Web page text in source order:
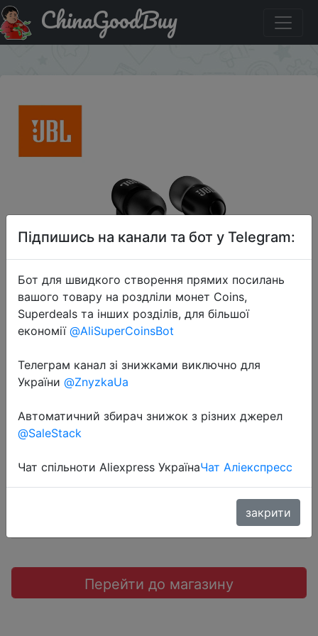
Знижка на Наушники JBL T100
ChinaGoodBuy
2020-06-18
$3.7
Перейти до магазину
Підпишись на канали та бот у Telegram:
Бот для швидкого створення прямих посилань
вашого товару на роздліли монет Coins,
Superdeals та інших розділів, для більшої
економії @AliSuperCoinsBot
Телеграм канал зі знижками виключно для
України @ZnyzkaUa
Автоматичний збирач знижок з різних джерел
@SaleStack
Чат спільноти Aliexpress УкраїнаЧат Аліекспресс
закрити